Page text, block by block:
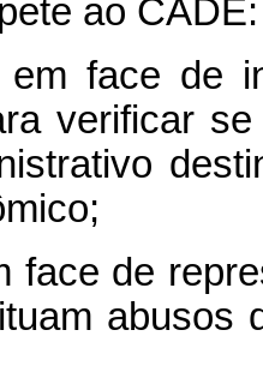
ao CADE:
em face de
verificar
face de
abusos